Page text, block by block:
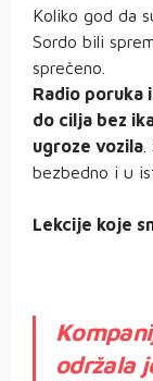
Koliko god da
Sordo bili
sprečeno.
Radio poruka
do cilja bez
ugroze vozila
bezbedno i u
Lekcije koje
održala